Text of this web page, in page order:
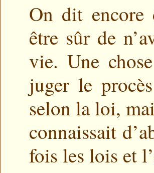
On dit
être sûr de
vie. Une
juger le
selon la loi,
connaissait
fois les lois et